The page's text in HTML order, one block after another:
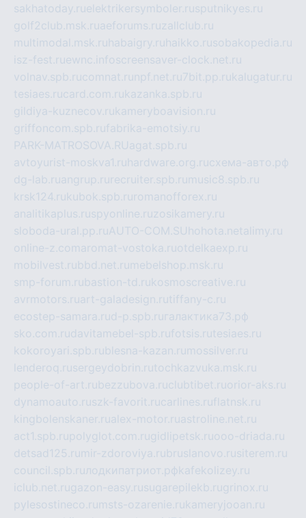
sakhatoday.ruelektrikersymboler.rusputnikyes.ru
golf2club.msk.ruaeforums.ruzallclub.ru
multimodal.msk.ru habaigry.ru haikko.rusobakopedia.ru
isz-fest.ruewnc.infoscreensaver-clock.net.ru
volnav.spb.rucomnat.ru npf.net.ru 7bit.pp.rukalugatur.ru
tesiaes.rucard.com.rukazanka.spb.ru
gildiya-kuznecov.rukameryboavision.ru
griffoncom.spb.rufabrika-emotsiy.ru
PARK-MATROSOVA.RUagat.spb.ru
avtoyurist-moskva1.ru hardware.org.ruсхема-авто.рф
dg-lab.ruangrup.ru recruiter.spb.ru music8.spb.ru
krsk124.rukubok.spb.ru romanofforex.ru
analitikaplus.ruspyonline.ruzosikamery.ru
sloboda-ural.pp.ruAUTO-COM.SU hohota.net alimy.ru
online-z.comaromat-vostoka.ruotdelkaexp.ru
mobilvest.rubbd.net.ru mebelshop.msk.ru
smp-forum.rubastion-td.rukosmoscreative.ru
avrmotors.ruart-galadesign.rutiffany-c.ru
ecostep-samara.rud-p.spb.ru галактика73.рф
sko.com.rudavitamebel-spb.rufotsis.rutesiaes.ru
kokoroyari.spb.rublesna-kazan.ru mossilver.ru
lenderoq.rusergeydobrin.rutochkazvuka.msk.ru
people-of-art.rubezzubova.ruclubtibet.ruorior-aks.ru
dynamoauto.ruszk-favorit.rucarlines.ruflatnsk.ru
kingbolenskaner.rualex-motor.ruastroline.net.ru
act1.spb.rupolyglot.com.rugidlipetsk.ruooo-driada.ru
detsad125.ru mir-zdoroviya.rubruslanovo.rusiterem.ru
council.spb.ruлодкипатриот.рфkafekolizey.ru
iclub.net.rugazon-easy.rusugarepilekb.rugrinox.ru
pylesostineco.ru msts-ozarenie.rukameryjooan.ru